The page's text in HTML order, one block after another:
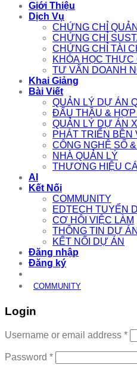
Giới Thiệu
Dịch Vụ
CHỨNG CHỈ
CHỨNG CHỈ
CHỨNG CHỈ TÀI
KHÓA HỌC THỰC
TƯ VẤN DOANH
Khai Giảng
Bài Viết
QUẢN LÝ DỰ ÁN
ĐẤU THẦU &
QUẢN LÝ DỰ ÁN
PHÁT TRIỂN BỀN
CÔNG NGHỆ SỐ &
NHÀ QUẢN LÝ
THƯƠNG HIỆU
AI
Kết Nối
COMMUNITY
EDTECH TUYỂN
CƠ HỘI VIỆC LÀM
THÔNG TIN DỰ ÁN
KẾT NỐI DỰ ÁN
Đăng nhập
Đăng ký
COMMUNITY
Login
Username or email address *
Password *Required